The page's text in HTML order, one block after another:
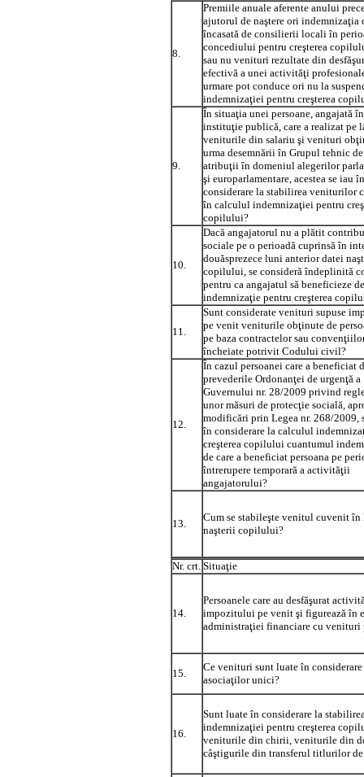
8.
Premiile anuale aferente anului
ajutorul de naştere ori indemnizaţia
încasată de consilierii locali în
concediului pentru creşterea
sau nu venituri rezultate din
efectivă a unei activităţi
urmare pot conduce ori nu la
indemnizaţiei pentru creşterea
9.
În situaţia unei persoane, angajată
instituţie publică, care a realizat pe
veniturile din salariu şi venituri
urma desemnării în Grupul tehnic
atribuţii în domeniul alegerilor
şi europarlamentare, acestea se iau în
considerare la stabilirea veniturilor
în calculul indemnizaţiei pentru
copilului?
10.
Dacă angajatorul nu a plătit
sociale pe o perioadă cuprinsă în
douăsprezece luni anterior datei
copilului, se consideră îndeplinită
pentru ca angajatul să beneficieze de
indemnizaţie pentru creşterea
11.
Sunt considerate venituri supuse
pe venit veniturile obţinute de
pe baza contractelor sau
încheiate potrivit Codului civil?
12.
În cazul persoanei care a beneficiat
prevederile Ordonanţei de urgenţă a
Guvernului nr. 28/2009 privind
unor măsuri de protecţie socială,
modificări prin Legea nr. 268/2009,
în considerare la calculul
creşterea copilului cuantumul
de care a beneficiat persoana pe
întrerupere temporară a activităţii
angajatorului?
13.
Cum se stabileşte venitul cuvenit în
naşterii copilului?
Nr. crt. Situaţie
14.
Persoanele care au desfăşurat
impozitului pe venit şi figurează în
administraţiei financiare cu venituri
15.
Ce venituri sunt luate în
asociaţilor unici?
16.
Sunt luate în considerare la
indemnizaţiei pentru creşterea
veniturile din chirii, veniturile din
câştigurile din transferul titlurilor de